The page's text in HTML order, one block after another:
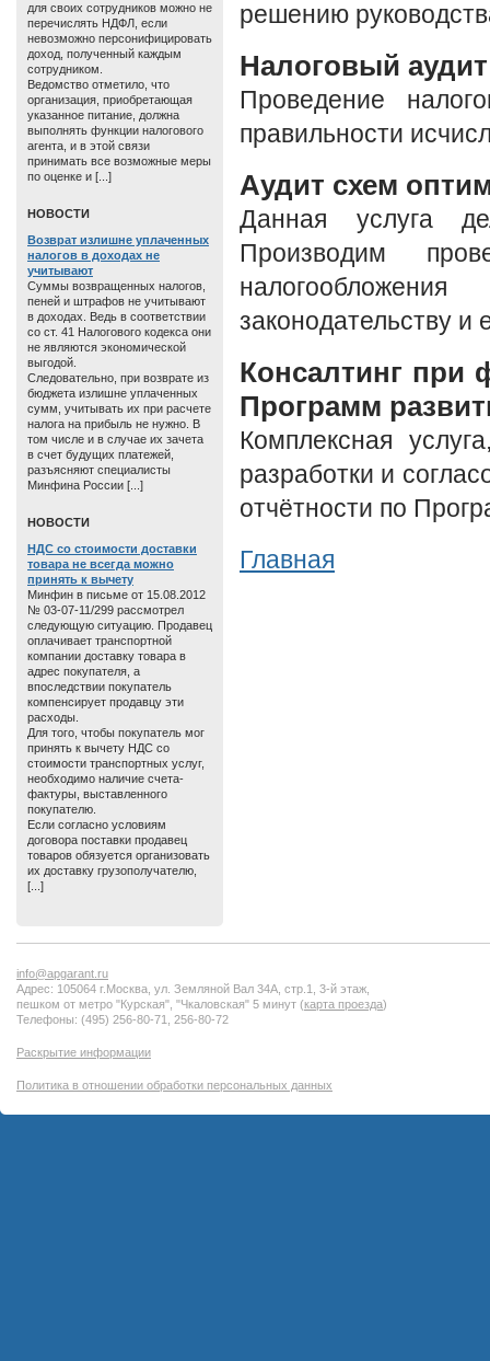
решению
Налоговый аудит
Проведение
правильности
Аудит схем
Данная услуга
Производим
законодательству
Консалтинг
Программ
Комплексная
разработки и
отчётности по
Главная
для своих сотрудников можно не
перечислять НДФЛ, если
невозможно персонифицировать
доход, полученный каждым
сотрудником.
Ведомство отметило, что
организация, приобретающая
указанное питание, должна
выполнять функции налогового
агента, и в этой связи
принимать все возможные меры
по оценке и [...]
HОВОСТИ
Возврат излишне уплаченных
налогов в доходах не
учитывают
Суммы возвращенных налогов,
пеней и штрафов не учитывают
в доходах. Ведь в соответствии
со ст. 41 Налогового кодекса они
не являются экономической
выгодой.
Следовательно, при возврате из
бюджета излишне уплаченных
сумм, учитывать их при расчете
налога на прибыль не нужно. В
том числе и в случае их зачета
в счет будущих платежей,
разъясняют специалисты
Минфина России [...]
HОВОСТИ
НДС со стоимости доставки
товара не всегда можно
принять к вычету
Минфин в письме от 15.08.2012
№ 03-07-11/299 рассмотрел
следующую ситуацию. Продавец
оплачивает транспортной
компании доставку товара в
адрес покупателя, а
впоследствии покупатель
компенсирует продавцу эти
расходы.
Для того, чтобы покупатель мог
принять к вычету НДС со
стоимости транспортных услуг,
необходимо наличие счета-
фактуры, выставленного
покупателю.
Если согласно условиям
договора поставки продавец
товаров обязуется организовать
их доставку грузополучателю,
[...]
info@apgarant.ru
Адрес: 105064 г.Москва, ул. Земляной Вал 34А, стр.1, 3-й этаж,
пешком от метро "Курская", "Чкаловская" 5 минут (карта проезда)
Телефоны: (495) 256-80-71, 256-80-72
Раскрытие информации
Политика в отношении обработки персональных данных